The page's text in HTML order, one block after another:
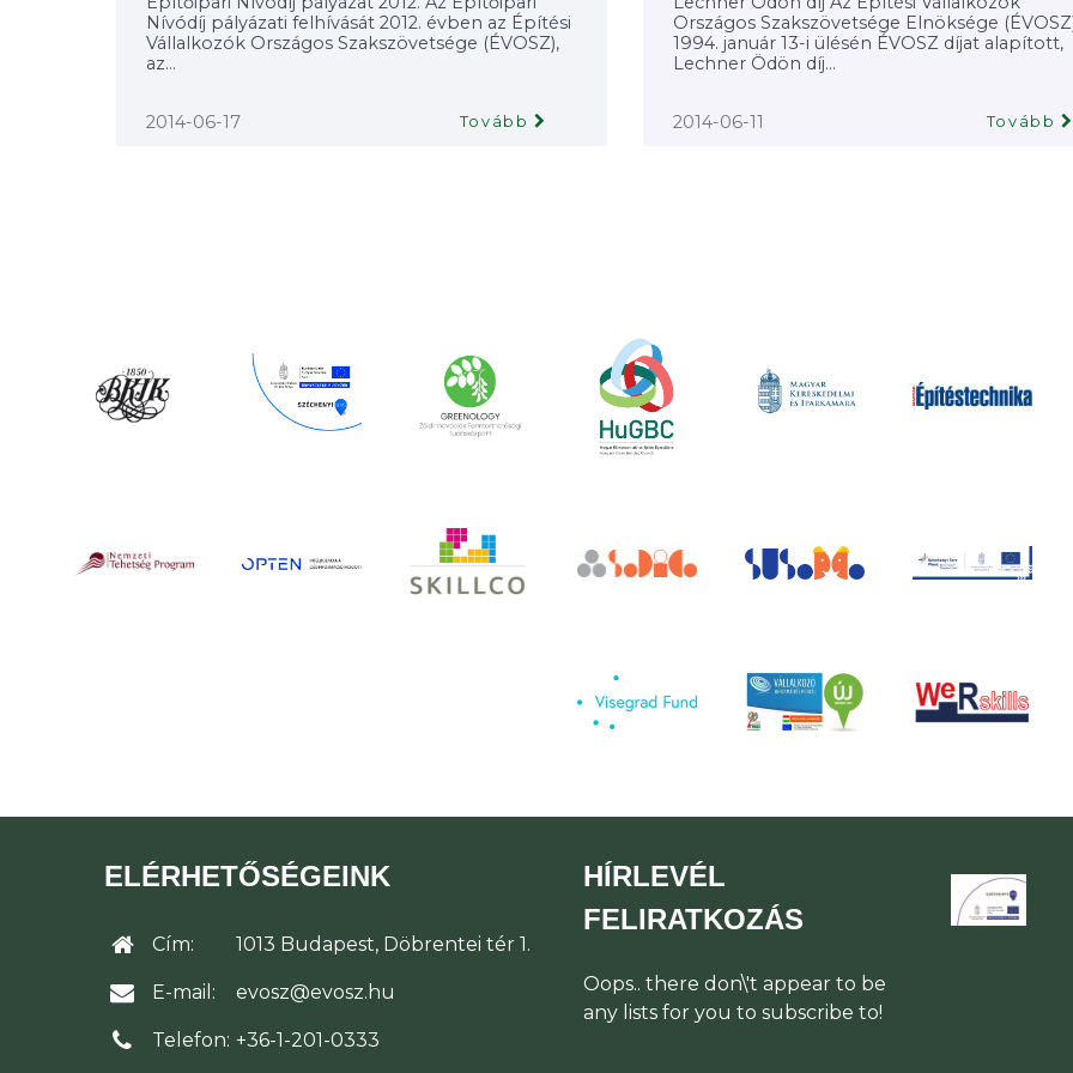
Nívódíj pályázati felhívását 2012. évben az Építési
Vállalkozók Országos Szakszövetsége (ÉVOSZ),
az...
2014-06-17 Tovább
Országos Szakszövetsége Elnöksége
1994. január 13-i ülésén ÉVOSZ díjat alapított,
Lechner Ödön díj...
2014-06-11 Tovább
ELÉRHETŐSÉGEINK
Cím: 1013 Budapest, Döbrentei tér 1.
E-mail: evosz@evosz.hu
Telefon: +36-1-201-0333
HÍRLEVÉL
FELIRATKOZÁS
Oops.. there don\'t appear to be
any lists for you to subscribe to!